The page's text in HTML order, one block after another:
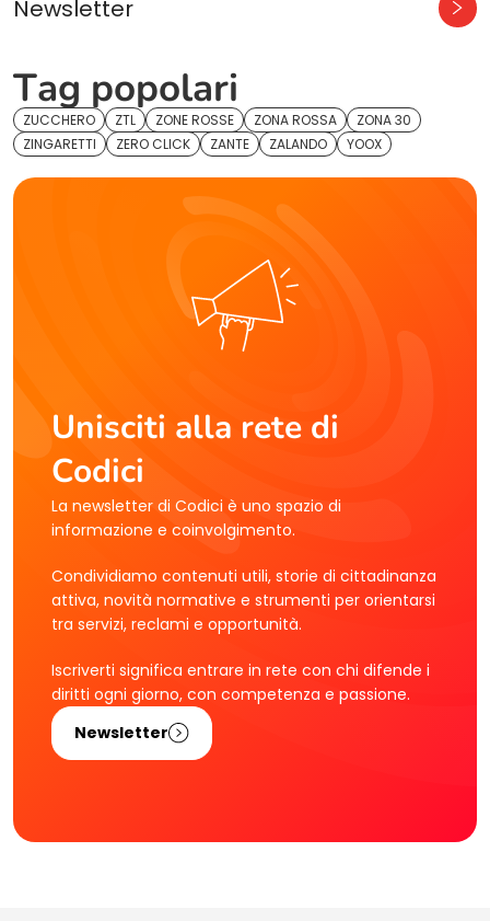
Newsletter
Tag popolari
ZUCCHERO ZTL ZONE ROSSE ZONA ROSSA
ZONA 30
ZINGARETTI
ZERO CLICK ZANTE ZALANDO YOOX
Unisciti alla rete di
Codici
La newsletter di Codici è uno spazio di
informazione e coinvolgimento.
Condividiamo contenuti utili, storie di cittadinanza
attiva, novità normative e strumenti per orientarsi
tra servizi, reclami e opportunità.
Iscriverti significa entrare in rete con chi difende i
diritti ogni giorno, con competenza e passione.
Newsletter